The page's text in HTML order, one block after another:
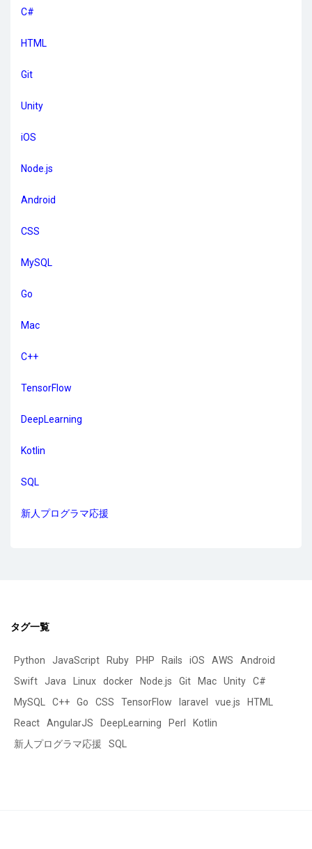
C#
HTML
Git
Unity
iOS
Node.js
Android
CSS
MySQL
Go
Mac
C++
TensorFlow
DeepLearning
Kotlin
SQL
新人プログラマ応援
タグ一覧
Python JavaScript Ruby PHP Rails iOS AWS
Android
Swift
Java Linux docker Node.js Git Mac Unity
C#
MySQL
C++ Go CSS TensorFlow laravel vue.js
HTML
React
AngularJS DeepLearning Perl
Kotlin
新人プログラマ応援
SQL